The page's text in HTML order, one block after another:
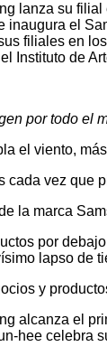
lanza su filial
inaugura el
filiales en
Instituto de
por todo el
el viento,
cada vez que
la marca
por
lapso de
y
alcanza el
hee celebra